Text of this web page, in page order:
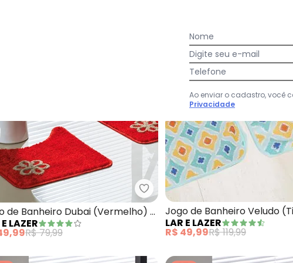
- Jogo de Banheiro (Vermelho) 3 PeçasLar e Lazer - Jogo de Banheiro
de Banheiro Dubai (Vermelho) 3
LAZER
R$ 79,99
Jogo de Banheiro Veludo
Peças
LAR E LAZER
R$ 49,99R$ 119,99
Nome
Digite seu e-mail
Telefone
Ao enviar o cadastro, você
Privacidade